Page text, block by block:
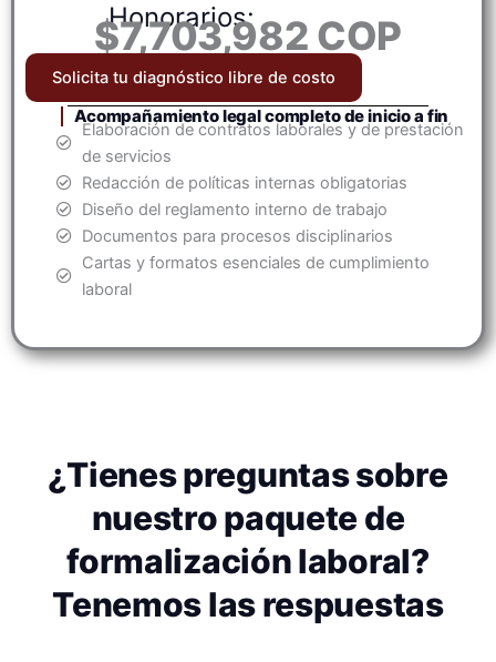
Honorarios:
$7,703,982 COP
Solicita tu diagnóstico libre de costo
Acompañamiento legal completo de inicio a fin
Elaboración de contratos laborales y de prestación
de servicios
Redacción de políticas internas obligatorias
Diseño del reglamento interno de trabajo
Documentos para procesos disciplinarios
Cartas y formatos esenciales de cumplimiento
laboral
¿Tienes preguntas sobre
nuestro paquete de
formalización laboral?
Tenemos las respuestas